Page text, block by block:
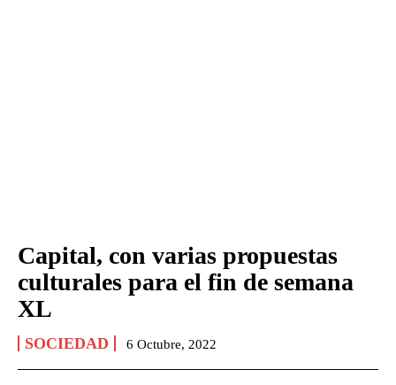
Capital, con varias propuestas
culturales para el fin de semana
XL
SOCIEDAD 6 Octubre, 2022